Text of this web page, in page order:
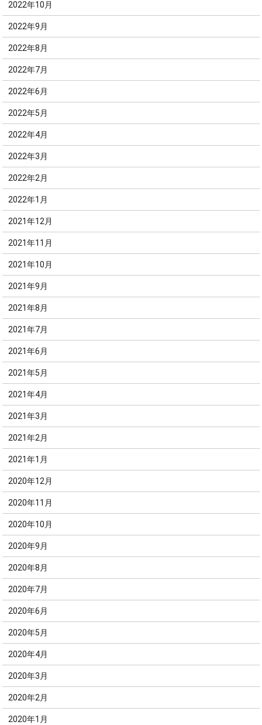
2022年10月
2022年9月
2022年8月
2022年7月
2022年6月
2022年5月
2022年4月
2022年3月
2022年2月
2022年1月
2021年12月
2021年11月
2021年10月
2021年9月
2021年8月
2021年7月
2021年6月
2021年5月
2021年4月
2021年3月
2021年2月
2021年1月
2020年12月
2020年11月
2020年10月
2020年9月
2020年8月
2020年7月
2020年6月
2020年5月
2020年4月
2020年3月
2020年2月
2020年1月